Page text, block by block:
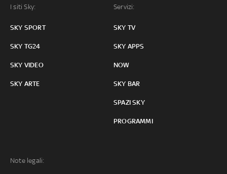
I siti Sky:
SKY SPORT
SKY TG24
SKY VIDEO
SKY ARTE
Servizi:
SKY TV
SKY APPS
NOW
SKY BAR
SPAZI SKY
PROGRAMMI
Note legali: